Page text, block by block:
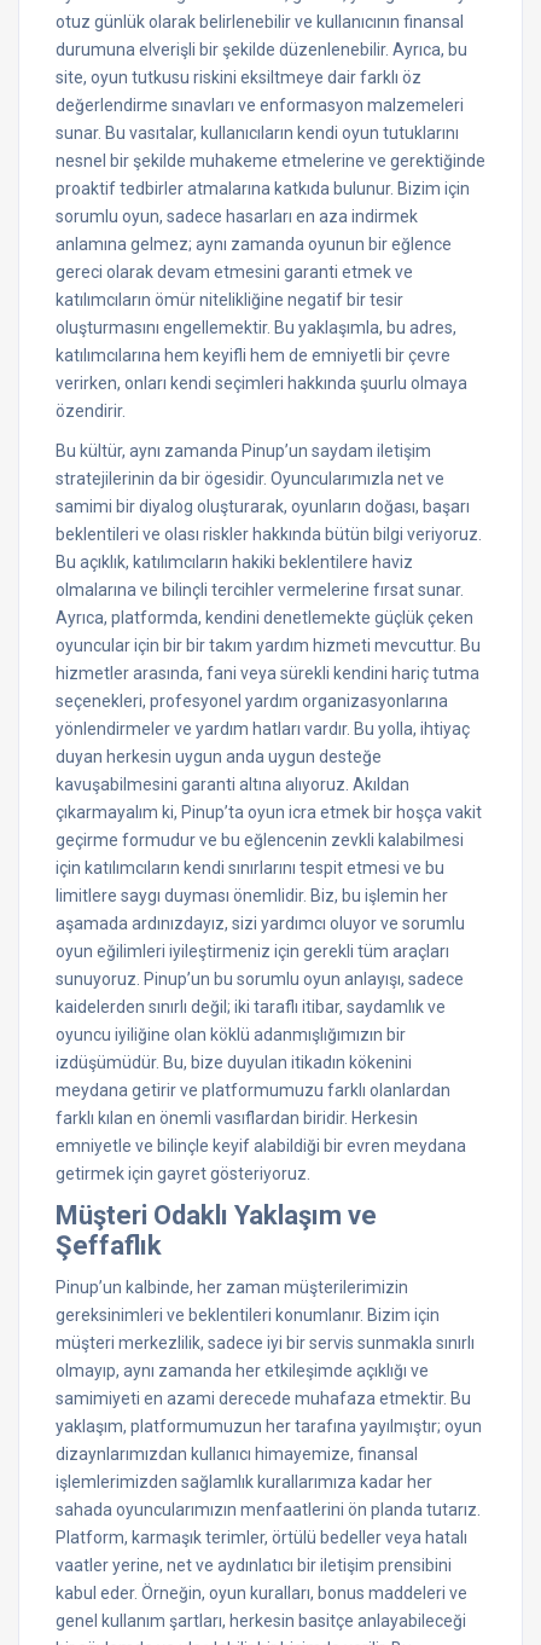
otuz günlük olarak belirlenebilir ve kullanıcının finansal
durumuna elverişli bir şekilde düzenlenebilir. Ayrıca, bu
site, oyun tutkusu riskini eksiltmeye dair farklı öz
değerlendirme sınavları ve enformasyon malzemeleri
sunar. Bu vasıtalar, kullanıcıların kendi oyun tutuklarını
nesnel bir şekilde muhakeme etmelerine ve gerektiğinde
proaktif tedbirler atmalarına katkıda bulunur. Bizim için
sorumlu oyun, sadece hasarları en aza indirmek
anlamına gelmez; aynı zamanda oyunun bir eğlence
gereci olarak devam etmesini garanti etmek ve
katılımcıların ömür nitelikliğine negatif bir tesir
oluşturmasını engellemektir. Bu yaklaşımla, bu adres,
katılımcılarına hem keyifli hem de emniyetli bir çevre
verirken, onları kendi seçimleri hakkında şuurlu olmaya
özendirir.
Bu kültür, aynı zamanda Pinup’un saydam iletişim
stratejilerinin da bir ögesidir. Oyuncularımızla net ve
samimi bir diyalog oluşturarak, oyunların doğası, başarı
beklentileri ve olası riskler hakkında bütün bilgi veriyoruz.
Bu açıklık, katılımcıların hakiki beklentilere haviz
olmalarına ve bilinçli tercihler vermelerine fırsat sunar.
Ayrıca, platformda, kendini denetlemekte güçlük çeken
oyuncular için bir bir takım yardım hizmeti mevcuttur. Bu
hizmetler arasında, fani veya sürekli kendini hariç tutma
seçenekleri, profesyonel yardım organizasyonlarına
yönlendirmeler ve yardım hatları vardır. Bu yolla, ihtiyaç
duyan herkesin uygun anda uygun desteğe
kavuşabilmesini garanti altına alıyoruz. Akıldan
çıkarmayalım ki, Pinup’ta oyun icra etmek bir hoşça vakit
geçirme formudur ve bu eğlencenin zevkli kalabilmesi
için katılımcıların kendi sınırlarını tespit etmesi ve bu
limitlere saygı duyması önemlidir. Biz, bu işlemin her
aşamada ardınızdayız, sizi yardımcı oluyor ve sorumlu
oyun eğilimleri iyileştirmeniz için gerekli tüm araçları
sunuyoruz. Pinup’un bu sorumlu oyun anlayışı, sadece
kaidelerden sınırlı değil; iki taraflı itibar, saydamlık ve
oyuncu iyiliğine olan köklü adanmışlığımızın bir
izdüşümüdür. Bu, bize duyulan itikadın kökenini
meydana getirir ve platformumuzu farklı olanlardan
farklı kılan en önemli vasıflardan biridir. Herkesin
emniyetle ve bilinçle keyif alabildiği bir evren meydana
getirmek için gayret gösteriyoruz.
Müşteri Odaklı Yaklaşım ve
Şeffaflık
Pinup’un kalbinde, her zaman müşterilerimizin
gereksinimleri ve beklentileri konumlanır. Bizim için
müşteri merkezlilik, sadece iyi bir servis sunmakla sınırlı
olmayıp, aynı zamanda her etkileşimde açıklığı ve
samimiyeti en azami derecede muhafaza etmektir. Bu
yaklaşım, platformumuzun her tarafına yayılmıştır; oyun
dizaynlarımızdan kullanıcı himayemize, finansal
işlemlerimizden sağlamlık kurallarımıza kadar her
sahada oyuncularımızın menfaatlerini ön planda tutarız.
Platform, karmaşık terimler, örtülü bedeller veya hatalı
vaatler yerine, net ve aydınlatıcı bir iletişim prensibini
kabul eder. Örneğin, oyun kuralları, bonus maddeleri ve
genel kullanım şartları, herkesin basitçe anlayabileceği